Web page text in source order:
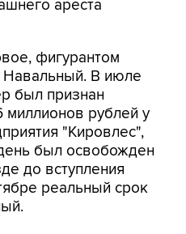
фигурантом
был признан
рублей у
"Кировлес",
был освобожден
до вступления
реальный срок
арест и